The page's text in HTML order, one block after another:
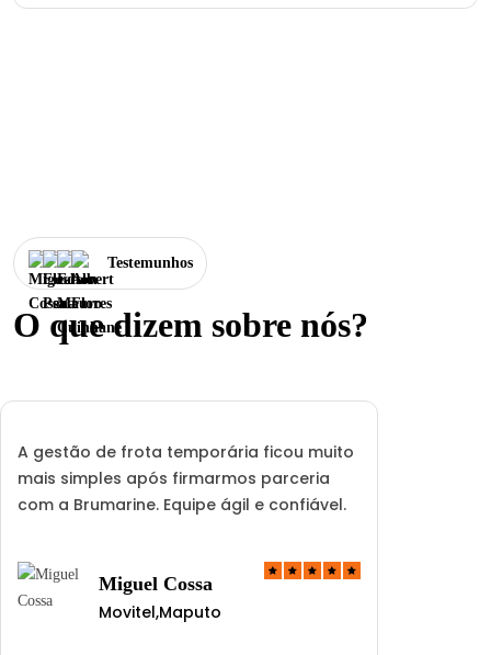
Testemunhos
O que dizem sobre nós?
A gestão de frota temporária ficou muito
mais simples após firmarmos parceria
com a Brumarine. Equipe ágil e confiável.
Miguel Cossa
Movitel,Maputo